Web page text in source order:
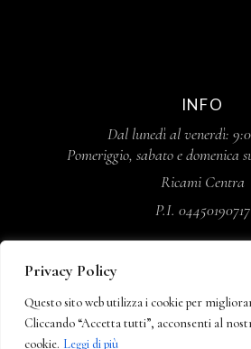
Privacy Policy
Questo sito web utilizza i cookie per
Cliccando “Accetta tutti”, acconsenti al
cookie. Leggi di più
INFO
Dal lunedì al venerdì:
Pomeriggio, sabato e domenica
Ricami Centra
P.I. 04450190717